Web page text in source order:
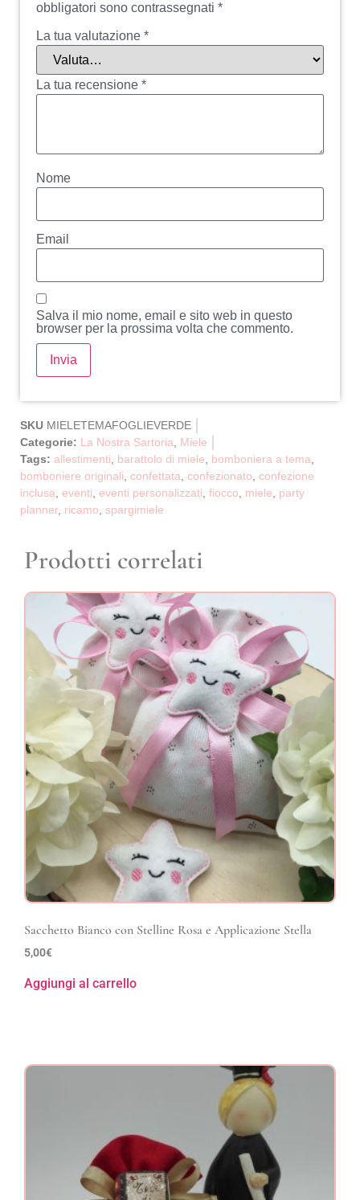
obbligatori sono contrassegnati *
La tua valutazione *
La tua recensione *
Nome
Email
Salva il mio nome, email e sito web in questo
browser per la prossima volta che commento.
SKU MIELETEMAFOGLIEVERDE
Categorie: La Nostra Sartoria
Miele
Tags: allestimenti barattolo di miele bomboniera a tema
bomboniere originali confettata confezionato confezione
inclusa eventi eventi personalizzati fiocco miele
party
planner, ricamo spargimiele
Prodotti correlati
Sacchetto Bianco con Stelline Rosa e Applicazione Stella
5,00€
Aggiungi al carrello